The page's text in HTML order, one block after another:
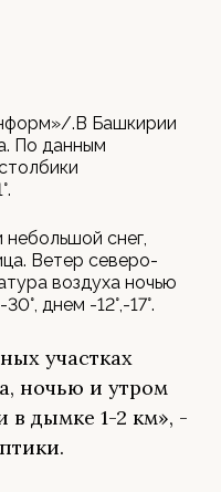
.В Башкирии
По данным
снег,
Ветер северо-
воздуха ночью
днем -12°,-17°.
участках
ночью и утром
в дымке 1-2 км», -